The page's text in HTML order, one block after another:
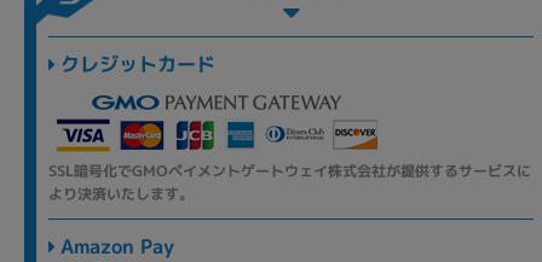
クレジットカード
SSL暗号化でGMOペイメントゲートウェイ株式会社が提供するサービスに
より決済いたします。
Amazon Pay